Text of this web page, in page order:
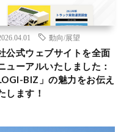
動向/展望
公式ウェブサイトを全面
ューアルいたしました：
BIZ」の魅力をお伝え
します！